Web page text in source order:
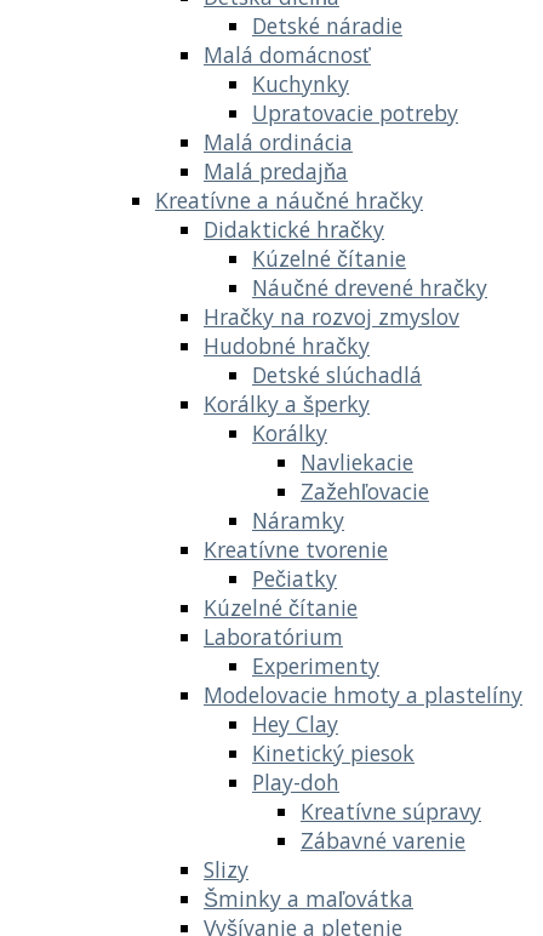
Detské náradie
Malá domácnosť
Kuchynky
Upratovacie potreby
Malá ordinácia
Malá predajňa
Kreatívne a náučné hračky
Didaktické hračky
Kúzelné čítanie
Náučné drevené hračky
Hračky na rozvoj zmyslov
Hudobné hračky
Detské slúchadlá
Korálky a šperky
Korálky
Navliekacie
Zažehľovacie
Náramky
Kreatívne tvorenie
Pečiatky
Kúzelné čítanie
Laboratórium
Experimenty
Modelovacie hmoty a plastelíny
Hey Clay
Kinetický piesok
Play-doh
Kreatívne súpravy
Zábavné varenie
Slizy
Šminky a maľovátka
Vyšívanie a pletenie